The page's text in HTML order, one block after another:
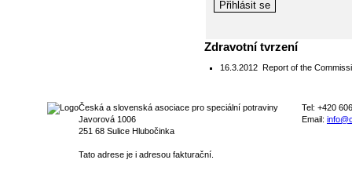
Zdravotní tvrzení
16.3.2012 Report of the
Česká a slovenská asociace pro speciální potraviny
Javorová 1006
251 68 Sulice Hlubočinka
Tato adrese je i adresou fakturační.
Tel: +420
Email: